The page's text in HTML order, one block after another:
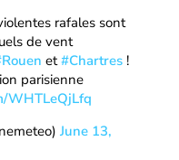
rafales sont
de vent
et#Chartres !
parisienne
WHTLeQjLfq
June 13,